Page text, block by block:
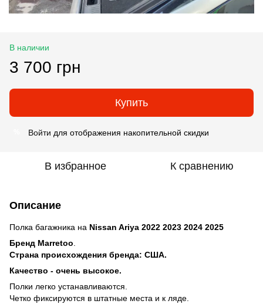
В наличии
3 700 грн
Купить
Войти для отображения накопительной скидки
В избранное К сравнению
Описание
Полка багажника на Nissan Ariya 2022 2023 2024 2025
Бренд Marretoo
Страна происхождения бренда: США.
Качество - очень высокое.
Полки легко устанавливаются.
Четко фиксируются в штатные места и к ляде.